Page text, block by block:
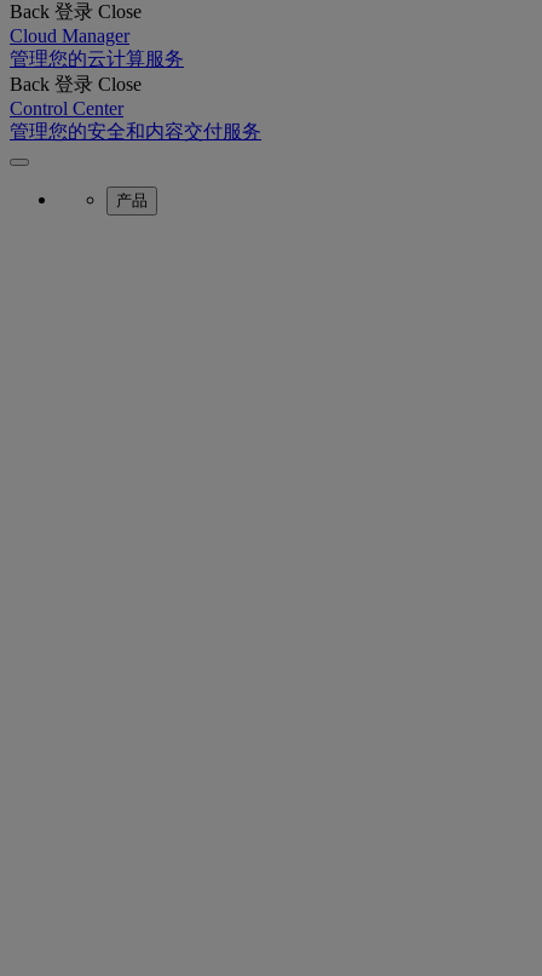
Back 登录 Close
Cloud Manager
管理您的云计算服务
Back 登录 Close
Control Center
管理您的安全和内容交付服务
产品